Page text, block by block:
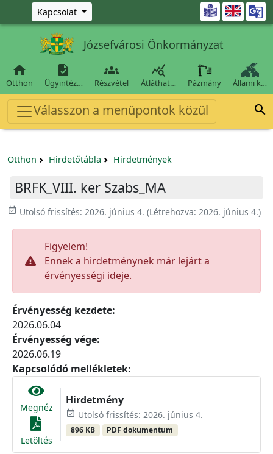
Ugrás a fő tartalomra
Kapcsolat 
Józsefvárosi Önkormányzat

Otthon

Ügyintéz…

Részvétel

Átláthat… Pázmány Állami k…
Válasszon a menüpontok közül 
Otthon Hirdetőtábla Hirdetmények
BRFK_VIII. ker Szabs_MA
event_available Utolsó frissítés: 2026. június 4. (Létrehozva: 2026. június 4.)
Figyelem!
Ennek a hirdetménynek már lejárt a
érvényességi ideje.
Érvényesség kezdete:
2026.06.04
Érvényesség vége:
2026.06.19
Kapcsolódó mellékletek:
Megnéz
Letöltés
Hirdetmény
event_available Utolsó frissítés: 2026. június 4.
896 KB PDF dokumentum